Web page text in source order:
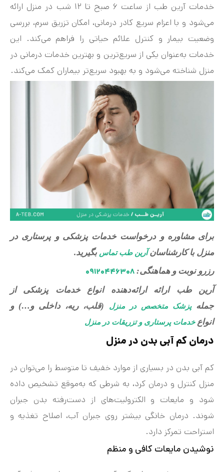
خدمات آرین طب از ساعت ۶ صبح تا ۱۲ شب در منزل ارائه
می‌شود و با اعزام سریع کادر درمانی، امکان تزریق سرم، بررسی
وضعیت بیمار و کنترل علائم حیاتی را فراهم می‌کند. این
خدمات به‌عنوان یکی از سریع‌ترین و بهترین خدمات درمانی در
منزل شناخته می‌شود و به بهبود سریع‌تر بیماران کمک می‌کند.
برای مشاوره و درخواست خدمات پزشکی و پرستاری در
منزل با کارشناسانآرین طب تماس بگیرید.
رزرو نوبت و هماهنگی: ۰۹۱۲۰۴۴۶۳۰۸
آرین طب ارائه ارائه‌دهنده انواع خدمات پزشکی از
جملهپزشک متخصص در منزل
(قلب، ریه، داخلی و…) و
انواعخدمات پرستاری و تزریقات در منزل
درمان کم‌ آبی بدن در منزل
کم‌ آبی بدن در بسیاری از موارد خفیف تا متوسط را می‌توان در
منزل کنترل و درمان کرد، به شرطی که به‌موقع تشخیص داده
شود و مایعات و الکترولیت‌های از دست‌رفته بدن جبران
شوند. درمان خانگی بیشتر روی جبران آب، اصلاح تغذیه و
استراحت تمرکز دارد.
نوشیدن مایعات کافی و منظم